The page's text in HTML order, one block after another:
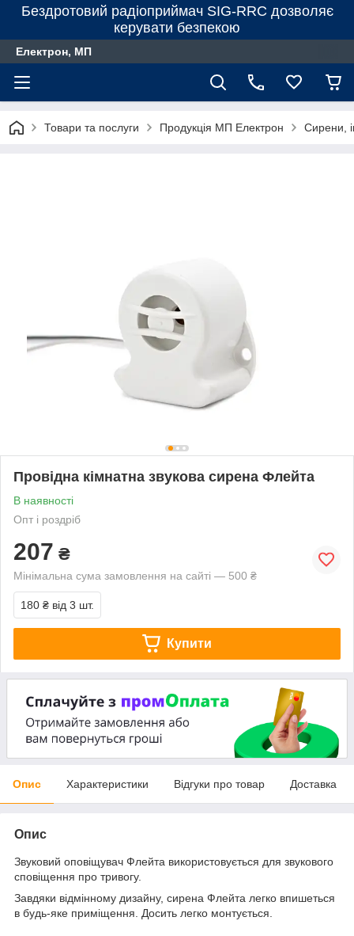
Бездротовий радіоприймач SIG-RRC дозволяє
керувати безпекою
Електрон, МП
Товари та послуги Продукція МП Електрон Сирени,
Провідна кімнатна звукова сирена Флейта
В наявності
Опт і роздріб
207 ₴
Мінімальна сума замовлення на сайті — 500 ₴
180 ₴ від 3 шт.
Купити
Опис Характеристики Відгуки про товар Доставка
Опис
Звуковий оповіщувач Флейта використовується для звукового
сповіщення про тривогу.
Завдяки відмінному дизайну, сирена Флейта легко впишеться
в будь-яке приміщення. Досить легко монтується.